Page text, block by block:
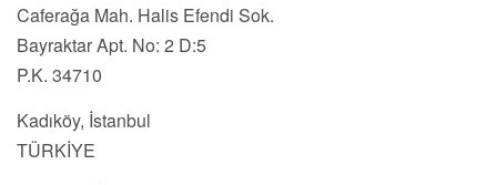
Caferağa Mah. Halis Efendi Sok.
Bayraktar Apt. No: 2 D:5
P.K. 34710
Kadıköy, İstanbul
TÜRKİYE